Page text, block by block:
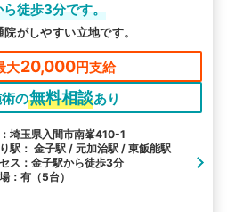
徒歩3分です。
がしやすい立地です。
大20,000円支給
の無料相談あり
埼玉県入間市南峯410-1
駅： 金子駅 / 元加治駅 / 東飯能駅
ス：金子駅から徒歩3分
：有（5台）